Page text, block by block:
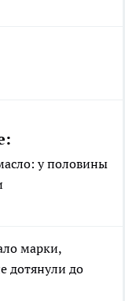
у половины
марки,
дотянули до